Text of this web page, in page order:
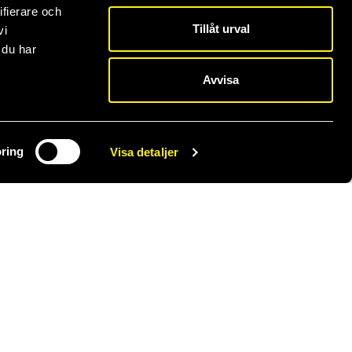
och
har
Visa detaljer
Tillåt urval
Avvisa